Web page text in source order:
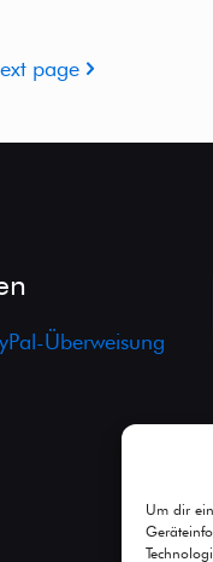
Um dir
page
Überweisung